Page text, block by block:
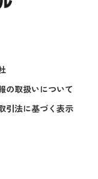
の取扱いについて
引法に基づく表示